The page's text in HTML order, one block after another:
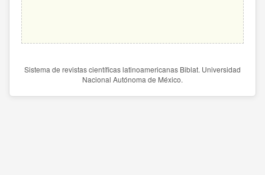
Sistema de revistas científicas latinoamericanas Biblat. Universidad
Nacional Autónoma de México.